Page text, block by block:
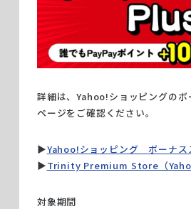
個人情報の取り扱いについて © 2006
詳細は、Yahoo!ショッピングの
ページをご確認ください。
▶︎Yahoo!ショッピング ボーナス
▶︎Trinity Premium Store（
対象期間